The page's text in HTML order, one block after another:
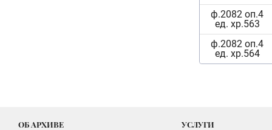
ф.2082 оп.4
ед. хр.563
ф.2082 оп.4
ед. хр.564
ОБ АРХИВЕ УСЛУГИ